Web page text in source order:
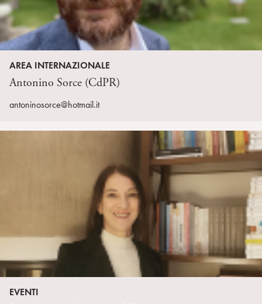
AREA INTERNAZIONALE
Antonino Sorce (CdPR)
antoninosorce@hotmail.it
EVENTI